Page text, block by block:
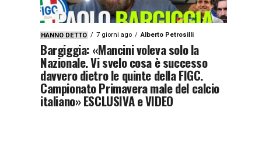
HANNO DETTO 7 giorni ago Alberto Petrosilli
Bargiggia: «Mancini voleva solo la
Nazionale. Vi svelo cosa è successo
davvero dietro le quinte della FIGC.
Campionato Primavera male del calcio
italiano» ESCLUSIVA e VIDEO